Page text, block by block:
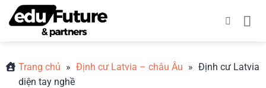
qua
Trang chủ » Định cư Latvia – châu Âu » Định cư Latvia
diện tay nghề